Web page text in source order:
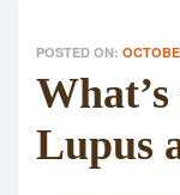
POSTED ON:
Lupus